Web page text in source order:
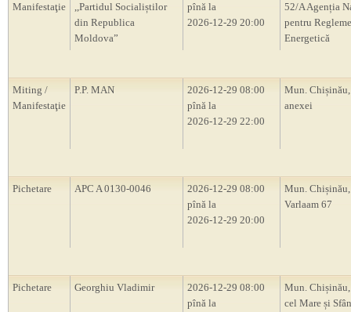
Manifestaţie
,,Partidul Socialiștilor
din Republica
Moldova”
pînă la
2026-12-29 20:00
52/A Agenția
pentru
Energetică
Miting /
Manifestaţie
P.P. MAN
2026-12-29 08:00
pînă la
2026-12-29 22:00
Mun.
anexei
Pichetare APC A 0130-0046
2026-12-29 08:00
pînă la
2026-12-29 20:00
Mun. Chișinău,
Varlaam 67
Pichetare Georghiu Vladimir
2026-12-29 08:00
pînă la
Mun.
cel Mare și